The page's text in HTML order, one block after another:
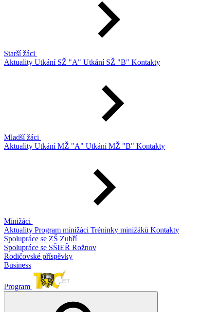
Starší žáci
Aktuality Utkání SŽ "A" Utkání SŽ "B" Kontakty
Mladší žáci
Aktuality Utkání MŽ "A" Utkání MŽ "B" Kontakty
Minižáci
Aktuality Program minižáci Tréninky minižáků Kontakty
Spolupráce se ZŠ Zubří
Spolupráce se SŠIEŘ Rožnov
Rodičovské příspěvky
Business
Program